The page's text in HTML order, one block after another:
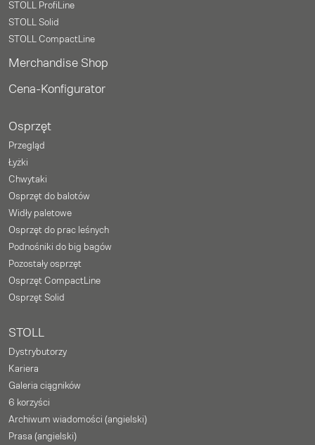
STOLL ProfiLine
STOLL Solid
STOLL CompactLine
Merchandise Shop
Cena-Konfigurator
Osprzęt
Przegląd
Łyżki
Chwytaki
Osprzęt do balotów
Widły paletowe
Osprzęt do prac leśnych
Podnośniki do big bagów
Pozostały osprzęt
Osprzęt CompactLine
Osprzęt Solid
STOLL
Dystrybutorzy
Kariera
Galeria ciągników
6 korzyści
Archiwum wiadomości (angielski)
Prasa (angielski)